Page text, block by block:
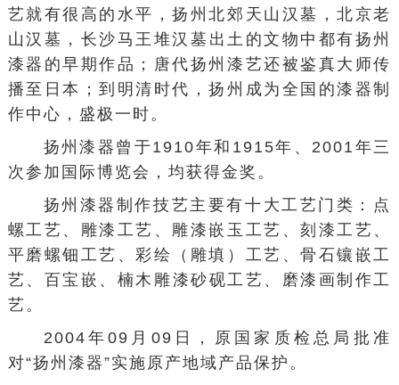
艺就有很高的水平，扬州北郊天山汉墓，北京老
山汉墓， 长沙马王堆汉墓 出土的文物中都有扬州
漆器的早期作品；唐代扬州漆艺还被鉴真大师传
播至日本；到明清时代，扬州成为全国的漆器制
作中心，盛极一时。
扬州漆器曾于1910年和1915年、2001年三
次参加国际博览会，均获得金奖。
扬州漆器制作技艺主要有十大工艺门类：点
螺工艺、雕漆工艺、雕漆嵌玉工艺、刻漆工艺、
平磨螺钿工艺、彩绘（雕填）工艺、骨石镶嵌工
艺、百宝嵌、楠木雕漆砂砚工艺、磨漆画制作工
艺。
2004年09月09日，原国家质检总局批准
对“扬州漆器”实施原产地域产品保护。